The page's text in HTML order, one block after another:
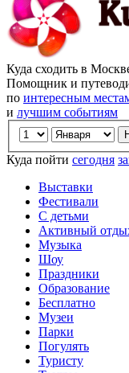
Куда сходить в
Помощник и
по интересным
и лучшим событиям
Куда пойти сегодня
Выставки
Фестивали
С детьми
Активный
Музыка
Шоу
Праздники
Образование
Бесплатно
Музеи
Парки
Погулять
Туристу